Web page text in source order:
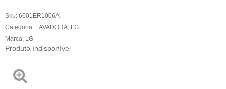
Sku: 6601ER1006A
Categoria: LAVADORA LG
Marca: LG
Produto Indisponível